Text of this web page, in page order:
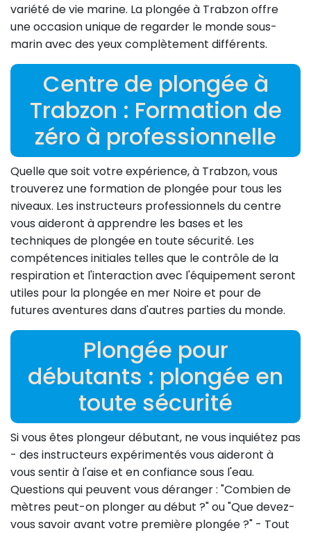
variété de vie marine. La plongée à Trabzon offre
une occasion unique de regarder le monde sous-
marin avec des yeux complètement différents.
Centre de plongée à
Trabzon : Formation de
zéro à professionnelle
Quelle que soit votre expérience, à Trabzon, vous
trouverez une formation de plongée pour tous les
niveaux. Les instructeurs professionnels du centre
vous aideront à apprendre les bases et les
techniques de plongée en toute sécurité. Les
compétences initiales telles que le contrôle de la
respiration et l'interaction avec l'équipement seront
utiles pour la plongée en mer Noire et pour de
futures aventures dans d'autres parties du monde.
Plongée pour
débutants : plongée en
toute sécurité
Si vous êtes plongeur débutant, ne vous inquiétez pas
- des instructeurs expérimentés vous aideront à
vous sentir à l'aise et en confiance sous l'eau.
Questions qui peuvent vous déranger : "Combien de
mètres peut-on plonger au début ?" ou "Que devez-
vous savoir avant votre première plongée ?" - Tout